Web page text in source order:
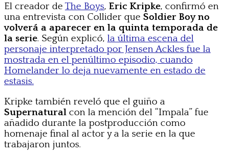
El creador de The Boys, Eric Kripke, confirmó en
una entrevista con Collider que Soldier Boy no
volverá a aparecer en la quinta temporada de
la serie. Según explicó, la última escena del
personaje interpretado por Jensen Ackles fue la
mostrada en el penúltimo episodio, cuando
Homelander lo deja nuevamente en estado de
estasis.
Kripke también reveló que el guiño a
Supernatural con la mención del “Impala” fue
añadido durante la postproducción como
homenaje final al actor y a la serie en la que
trabajaron juntos.